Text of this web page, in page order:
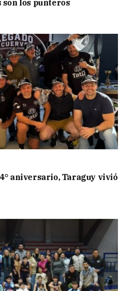
los punteros
aniversario, Taraguy vivió